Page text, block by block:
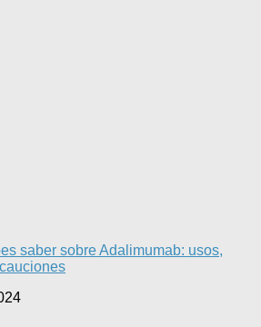
saber sobre Adalimumab: usos,